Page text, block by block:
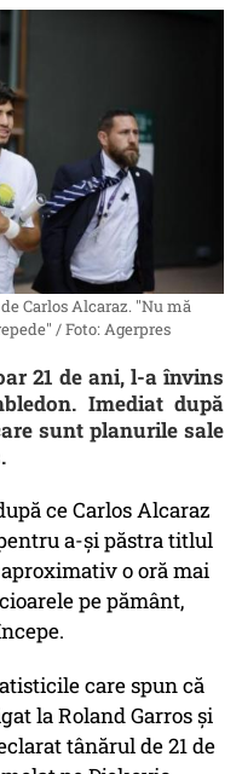
Carlos Alcaraz. "Nu mă
/ Foto: Agerpres
21 de ani, l-a învins
Imediat după
sunt planurile sale
ce Carlos Alcaraz
a-și păstra titlul
o oră mai
pe pământ,
care spun că
la Roland Garros și
tânărul de 21 de